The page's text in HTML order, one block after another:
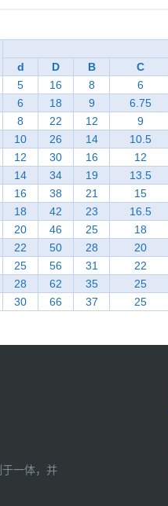
d D B C
5 16 8 6
6 18 9 6.75
8 22 12 9
10 26 14 10.5
12 30 16 12
14 34 19 13.5
16 38 21 15
18 42 23 16.5
20 46 25 18
22 50 28 20
25 56 31 22
28 62 35 25
30 66 37 25
一体，并